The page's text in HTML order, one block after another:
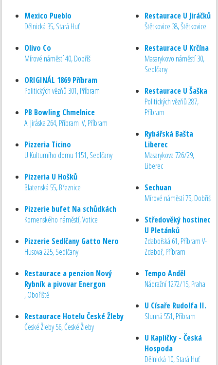
Mexico Pueblo
Dělnická 35, Stará Huť
Olivo Co
Mírové náměstí 40, Dobříš
ORIGINÁL 1869 Příbram
Politických vězňů 301, Příbram
PB Bowling Chmelnice
A. Jiráska 264, Příbram IV, Příbram
Pizzeria Ticino
U Kulturního domu 1151, Sedlčany
Pizzeria U Hošků
Blatenská 55, Březnice
Pizzerie bufet Na schůdkách
Komenského náměstí, Votice
Pizzerie Sedlčany Gatto Nero
Husova 225, Sedlčany
Restaurace a penzion Nový
Rybník a pivovar Energon
, Obořiště
Restaurace Hotelu České Žleby
České Žleby 56, České Žleby
Restaurace U Jiráčků
Štětkovice 38, Štětkovice
Restaurace U Krčína
Masarykovo náměstí 30,
Sedlčany
Restaurace U Šaška
Politických vězňů 287,
Příbram
Rybářská Bašta
Liberec
Masarykova 726/29,
Liberec
Sechuan
Mírové náměstí 75, Dobříš
Středověký hostinec
U Pletánků
Zdabořská 61, Příbram V-
Zdaboř, Příbram
Tempo Anděl
Nádražní 1272/15, Praha
U Císaře Rudolfa II.
Slunná 551, Příbram
U Kapličky - Česká
Hospoda
Dělnická 10, Stará Huť